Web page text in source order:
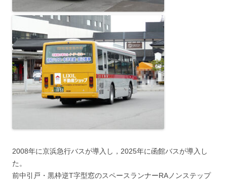
2008年に京浜急行バスが導入し，2025年に函館バスが導入し
た。
前中引戸・黒枠逆T字型窓のスペースランナーRAノンステップ